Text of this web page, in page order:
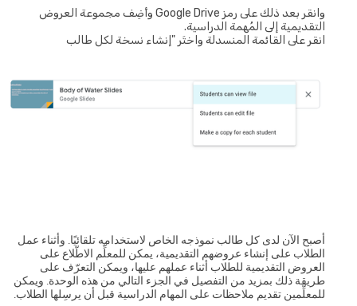
وانقر بعد ذلك على رمز Google Drive وأَضِف مجموعة العروض
التقديمية إلى المُهمة الدراسية.
انقر على القائمة المنسدلة واختَر "إنشاء نسخة لكل طالب
أصبح الآن لدى كل طالب نموذجه الخاص لاستخدامه تلقائيًا. وأثناء عمل
الطلاب على إنشاء عروضهم التقديمية، يمكن للمعلِّم الاطّلاع على
العروض التقديمية للطلاب أثناء عملهم عليها، ويمكن التعرّف على
طريقة ذلك بمزيد من التفصيل في الجزء التالي من هذه الوحدة. ويمكن
للمعلِّمين تقديم ملاحظات على المهام الدراسية قبل أن يرسِلها الطلاب.